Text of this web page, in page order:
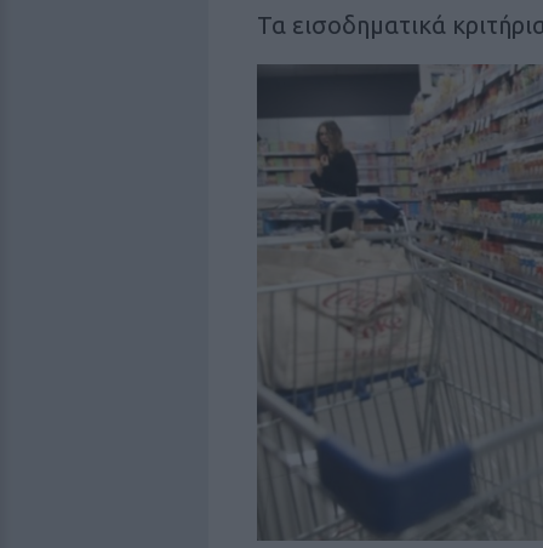
Τα εισοδηματικά